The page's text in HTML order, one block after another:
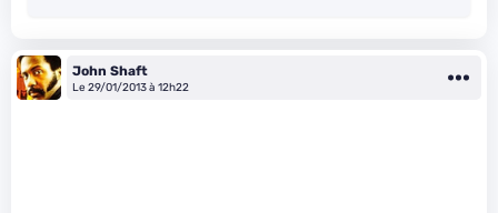
John Shaft
Le 29/01/2013 à 12h22